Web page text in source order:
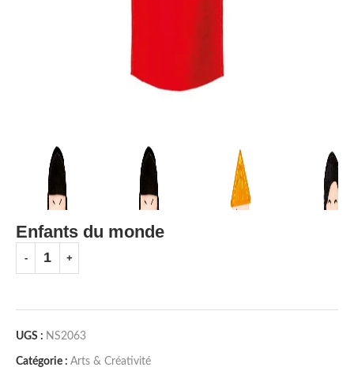
Enfants du monde
UGS : NS2063
Catégorie : Arts & Créativité